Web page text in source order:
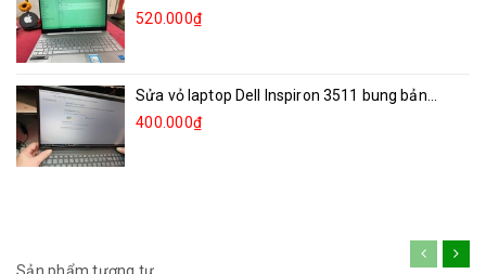
520.000₫
Sửa vỏ laptop Dell Inspiron 3511 bung bản...
400.000₫